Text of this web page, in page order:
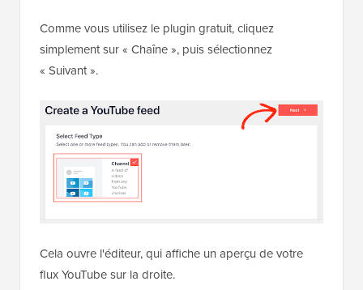
Comme vous utilisez le plugin gratuit, cliquez
simplement sur « Chaîne », puis sélectionnez
« Suivant ».
Cela ouvre l'éditeur, qui affiche un aperçu de votre
flux YouTube sur la droite.